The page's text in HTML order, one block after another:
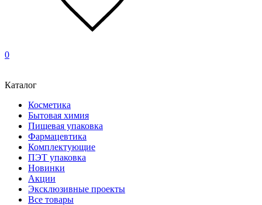
0
Каталог
Косметика
Бытовая химия
Пищевая упаковка
Фармацевтика
Комплектующие
ПЭТ упаковка
Новинки
Акции
Эксклюзивные проекты
Все товары